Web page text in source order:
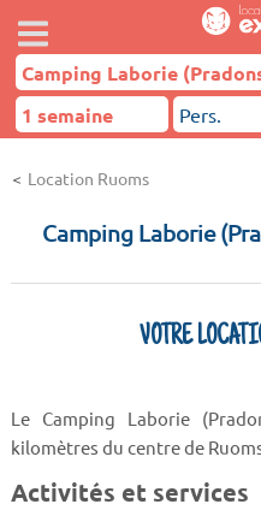
Location Ruoms
Camping Laborie
VOTRE
Le Camping Laborie
kilomètres du centre de
Activités et services